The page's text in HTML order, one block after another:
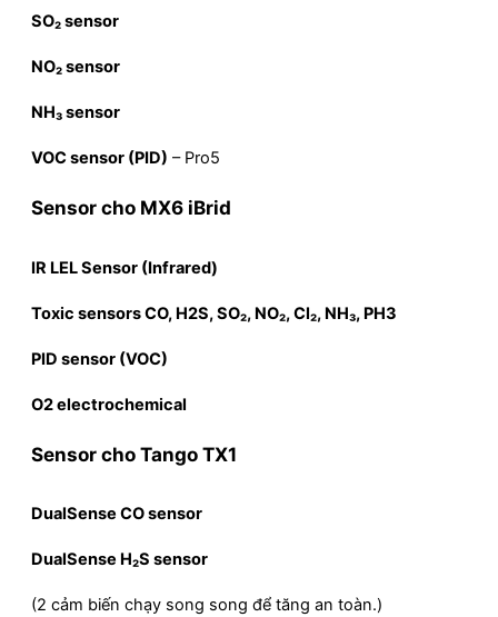
SO₂ sensor
NO₂ sensor
NH₃ sensor
VOC sensor (PID) – Pro5
Sensor cho MX6 iBrid
IR LEL Sensor (Infrared)
Toxic sensors CO, H2S, SO₂, NO₂, Cl₂, NH₃, PH3
PID sensor (VOC)
O2 electrochemical
Sensor cho Tango TX1
DualSense CO sensor
DualSense H₂S sensor
(2 cảm biến chạy song song để tăng an toàn.)